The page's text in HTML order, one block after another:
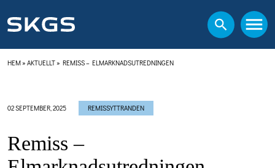
HEM» AKTUELLT» REMISS – ELMARKNADSUTREDNINGEN
02 SEPTEMBER, 2025 REMISSYTTRANDEN
Remiss –